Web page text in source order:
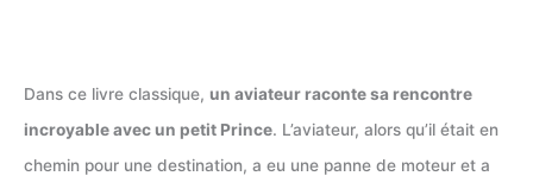
Dans ce livre classique, un aviateur raconte sa rencontre
incroyable avec un petit Prince. L’aviateur, alors qu’il était en
chemin pour une destination, a eu une panne de moteur et a